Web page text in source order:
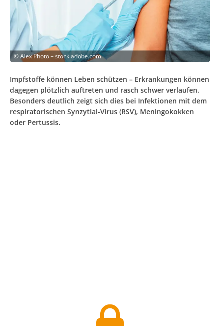
©Alex Photo – stock.adobe.com
Impfstoffe können Leben schützen – Erkrankungen können
dagegen plötzlich auftreten und rasch schwer verlaufen.
Besonders deutlich zeigt sich dies bei Infektionen mit dem
respiratorischen Synzytial-Virus (RSV), Meningokokken
oder Pertussis.